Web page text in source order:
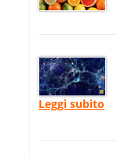
Leggi subito